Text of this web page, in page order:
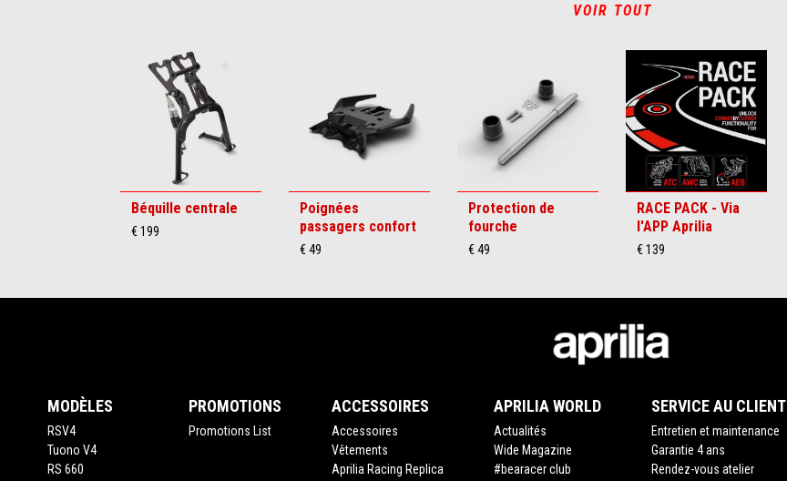
VOIR TOUT
Béquille centrale
€ 199
Poignées
passagers confort
€ 49
Protection de
fourche
€ 49
RACE PACK - Via
l'APP Aprilia
€ 139
MODÈLES
RSV4
Tuono V4
RS 660
PROMOTIONS
Promotions List
ACCESSOIRES
Accessoires
Vêtements
Aprilia Racing Replica
APRILIA WORLD
Actualités
Wide Magazine
#bearacer club
SERVICE AU CLIENT
Entretien et maintenance
Garantie 4 ans
Rendez-vous atelier